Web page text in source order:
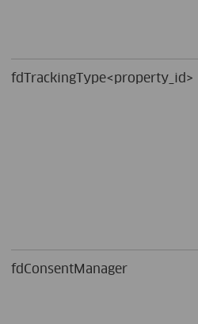
fdTrackingType<property_id>
fdConsentManager